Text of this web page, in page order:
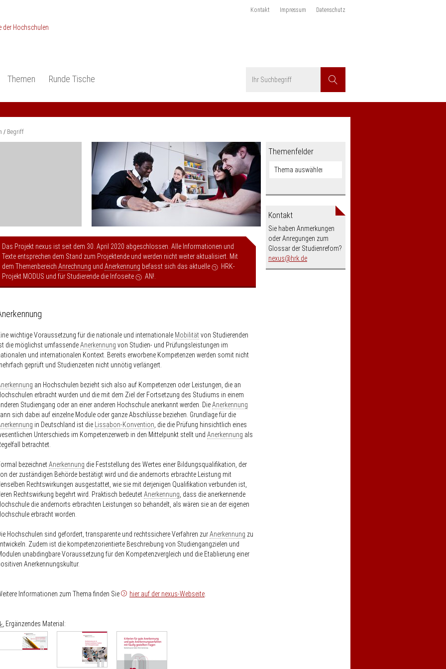
Kontakt Impressum Datenschutz
Suchen
Themen
Studieneingangsphase
Studienqualität
Praxisbezüge
Runde Tische
Anerkennung
wissenschaften
Begriff
Das Projekt nexus ist seit dem 30. April 2020 abgeschlossen. Alle Informationen und
Texte entsprechen dem Stand zum Projektende und werden nicht weiter aktualisiert. Mit
dem Themenbereich Anrechnung und Anerkennung befasst sich das aktuelle
HRK-
Projekt MODUS und für Studierende die Infoseite AN!
wichtige Voraussetzung für die nationale und internationale Mobilität von Studierenden
die möglichst umfassendeAnerkennung von Studien- und Prüfungsleistungen im
und internationalen Kontext. Bereits erworbene Kompetenzen werden somit nicht
geprüft und Studienzeiten nicht unnötig verlängert.
an Hochschulen bezieht sich also auf Kompetenzen oder Leistungen, die an
erbracht wurden und die mit dem Ziel der Fortsetzung des Studiums in einem
Studiengang oder an einer anderen Hochschule anerkannt werden. DieAnerkennung
sich dabei auf einzelne Module oder ganze Abschlüsse beziehen. Grundlage für die
in Deutschland ist die Lissabon-Konvention , die die Prüfung hinsichtlich eines
Unterschieds im Kompetenzerwerb in den Mittelpunkt stellt und Anerkennung als
betrachtet.
bezeichnetAnerkennung die Feststellung des Wertes einer Bildungsqualifikation, der
der zuständigen Behörde bestätigt wird und die andernorts erbrachte Leistung mit
Rechtswirkungen ausgestattet, wie sie mit derjenigen Qualifikation verbunden ist,
Rechtswirkung begehrt wird. Praktisch bedeutetAnerkennung , dass die anerkennende
die andernorts erbrachten Leistungen so behandelt, als wären sie an der eigenen
erbracht worden.
Hochschulen sind gefordert, transparente und rechtssichere Verfahren zurAnerkennung zu
Zudem ist die kompetenzorientierte Beschreibung von Studiengangzielen und
unabdingbare Voraussetzung für den Kompetenzvergleich und die Etablierung einer
Anerkennungskultur.
Informationen zum Thema finden Sie hier auf der nexus-Webseite
Ergänzendes Material:
Themenfelder
Kontakt
Sie haben Anmerkungen
oder Anregungen zum
Glossar der Studienrefom?
nexus
nospam-
hrk.de